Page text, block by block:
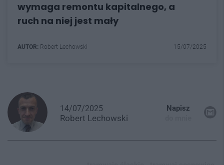
wymaga remontu kapitalnego, a
ruch na niej jest mały
AUTOR: Robert Lechowski 15/07/2025
14/07/2025
Robert Lechowski
Napisz